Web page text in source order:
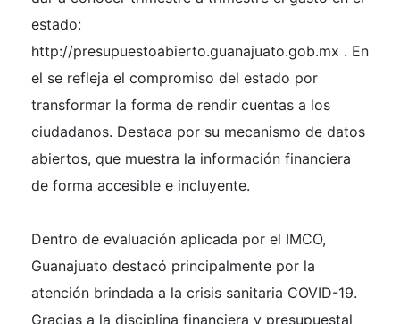
estado:
http://presupuestoabierto.guanajuato.gob.mx . En
el se refleja el compromiso del estado por
transformar la forma de rendir cuentas a los
ciudadanos. Destaca por su mecanismo de datos
abiertos, que muestra la información financiera
de forma accesible e incluyente.
Dentro de evaluación aplicada por el IMCO,
Guanajuato destacó principalmente por la
atención brindada a la crisis sanitaria COVID-19.
Gracias a la disciplina financiera y presupuestal